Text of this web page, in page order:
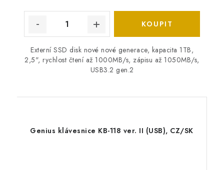
Externí SSD disk nové nové generace, kapacita 1TB,
2,5", rychlost čtení až 1000MB/s, zápisu až 1050MB/s,
USB3.2 gen.2
Genius klávesnice KB-118 ver. II (USB), CZ/SK